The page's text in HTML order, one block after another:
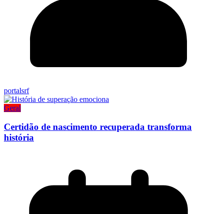
portalsrf
Geral
Certidão de nascimento recuperada transforma
história